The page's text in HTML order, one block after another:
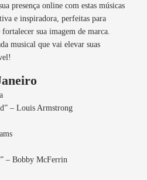
presença online com estas músicas
e inspiradora, perfeitas para
sua imagem de marca.
musical que vai elevar suas
– Louis Armstrong
– Bobby McFerrin